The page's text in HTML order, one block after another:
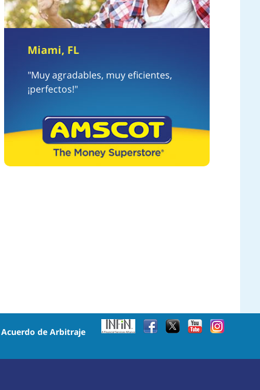
Miami, FL
"Muy agradables, muy eficientes,
¡perfectos!"
Acuerdo de Arbitraje